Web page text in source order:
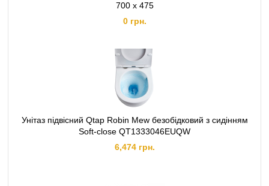
700 x 475
0 грн.
Унітаз підвісний Qtap Robin Mew безобідковий з сидінням
Soft-close QT1333046EUQW
6,474 грн.